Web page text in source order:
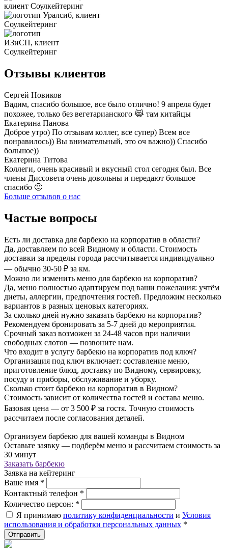
Отзывы клиентов
Сергей Новиков
Вадим, спасибо большое, все было отлично! 9 апреля будет
похожее, только без вегетарианского 😹 там китайцы
Екатерина Панова
Доброе утро) По отзывам коллег, все супер) Всем все
понравилось)) Вы внимательный, это оч важно)) Спасибо
большое))
Екатерина Титова
Коллеги, очень красивый и вкусный стол сегодня был. Все
члены Диссовета очень довольны и передают большое
спасибо 🙂
Больше отзывов о нас
Частые вопросы
Есть ли доставка для барбекю на корпоратив в области?
Да, доставляем по всей Видному и области. Стоимость
доставки за пределы города рассчитывается индивидуально
— обычно 30-50 ₽ за км.
Можно ли изменить меню для барбекю на корпоратив?
Да, меню полностью адаптируем под ваши пожелания: учтём
диеты, аллергии, предпочтения гостей. Предложим несколько
вариантов в разных ценовых категориях.
За сколько дней нужно заказать барбекю на корпоратив?
Рекомендуем бронировать за 5-7 дней до мероприятия.
Срочный заказ возможен за 24-48 часов при наличии
свободных слотов — позвоните нам.
Что входит в услугу барбекю на корпоратив под ключ?
Организация под ключ включает: составление меню,
приготовление блюд, доставку по Видному, сервировку,
посуду и приборы, обслуживание и уборку.
Сколько стоит барбекю на корпоратив в Видном?
Стоимость зависит от количества гостей и состава меню.
Базовая цена — от 3 500 ₽ за гостя. Точную стоимость
рассчитаем после согласования деталей.
Организуем барбекю для вашей команды в Видном
Оставьте заявку — подберём меню и рассчитаем стоимость за
30 минут
Заказать барбекю
Заявка на кейтеринг
Ваше имя *
Контактный телефон *
Количество персон: *
Я принимаю политику конфиденциальности и Условия
использования и обработки персональных данных *